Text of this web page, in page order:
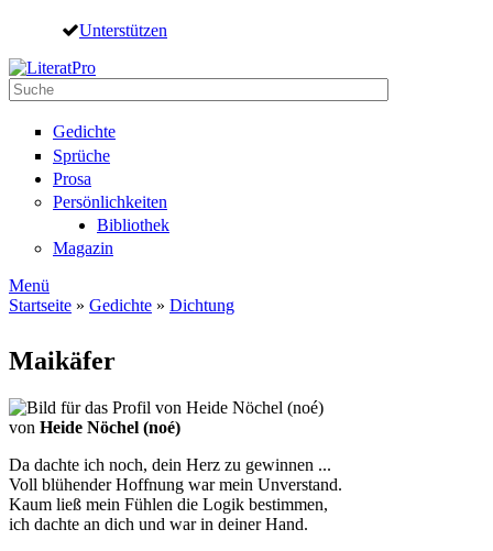
Direkt zum Inhalt
Unterstützen
Suche
Gedichte
Sprüche
Prosa
Persönlichkeiten
Bibliothek
Magazin
Menü
Startseite » Gedichte » Dichtung
Maikäfer
von Heide Nöchel (noé)
Da dachte ich noch, dein Herz zu gewinnen ...
Voll blühender Hoffnung war mein Unverstand.
Kaum ließ mein Fühlen die Logik bestimmen,
ich dachte an dich und war in deiner Hand.